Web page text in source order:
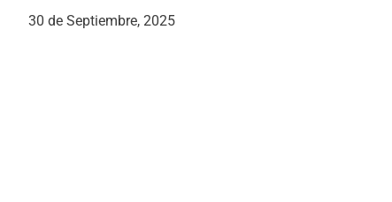
30 de Septiembre, 2025